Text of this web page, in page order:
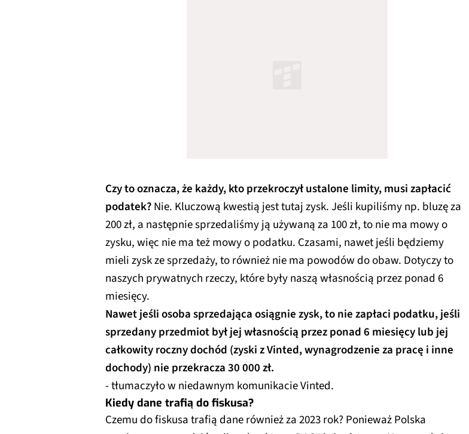
Czy to oznacza, że każdy, kto przekroczył ustalone limity, musi zapłacić
podatek?Nie. Kluczową kwestią jest tutaj zysk. Jeśli kupiliśmy np. bluzę za
200 zł, a następnie sprzedaliśmy ją używaną za 100 zł, to nie ma mowy o
zysku, więc nie ma też mowy o podatku. Czasami, nawet jeśli będziemy
mieli zysk ze sprzedaży, to również nie ma powodów do obaw. Dotyczy to
naszych prywatnych rzeczy, które były naszą własnością przez ponad 6
miesięcy.
Nawet jeśli osoba sprzedająca osiągnie zysk, to nie zapłaci podatku, jeśli
sprzedany przedmiot był jej własnością przez ponad 6 miesięcy lub jej
całkowity roczny dochód (zyski z Vinted, wynagrodzenie za pracę i inne
dochody) nie przekracza 30 000 zł.
- tłumaczyło w niedawnym komunikacie Vinted.
Kiedy dane trafią do fiskusa?
Czemu do fiskusa trafią dane również za 2023 rok? Ponieważ Polska